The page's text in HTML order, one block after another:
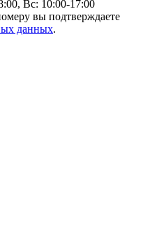
Вс: 10:00-17:00
вы подтверждаете
данных.